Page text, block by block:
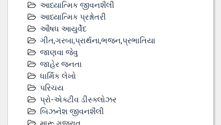
આધ્યાત્મિક જીવનશૈલી
આધ્યાત્મિક પ્રશ્નોતરી
ઔષધ આયુર્વેદ
ગીત,ગરબા,પ્રાર્થના,ભજન,પ્રભાતિયા
જાણવા જેવુ
જાહેર જનતા
ધાર્મિક લેખો
પરિચય
પ્રો-એક્ટીવ ડીસ્‍ક્લોઝર
બિઝનેશ જીવનશૈલી